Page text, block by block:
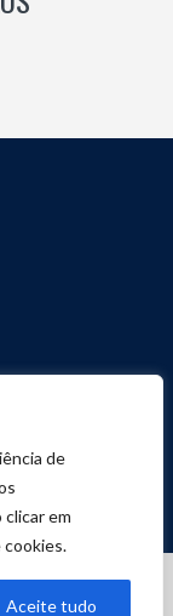
de
em
cookies.
Aceite tudo
POR
JOSEXAVIER.COM